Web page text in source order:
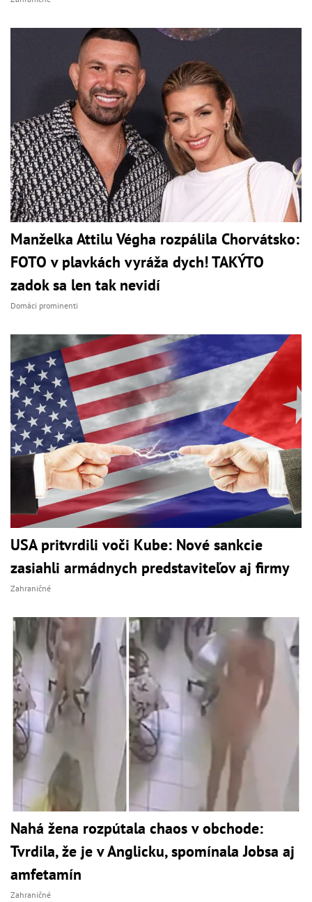
Manželka Attilu Végha rozpálila Chorvátsko:
FOTO v plavkách vyráža dych! TAKÝTO
zadok sa len tak nevidí
Domáci prominenti
USA pritvrdili voči Kube: Nové sankcie
zasiahli armádnych predstaviteľov aj firmy
Zahraničné
Nahá žena rozpútala chaos v obchode:
Tvrdila, že je v Anglicku, spomínala Jobsa aj
amfetamín
Zahraničné